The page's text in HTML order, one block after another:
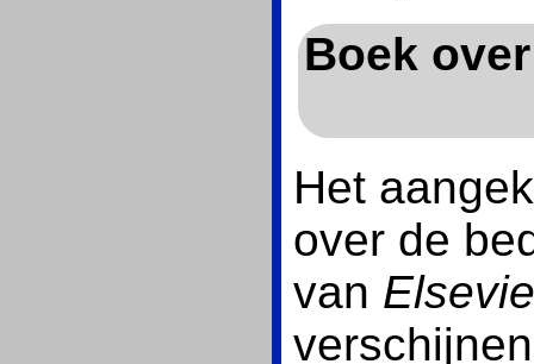
Boek
Het
over de
van